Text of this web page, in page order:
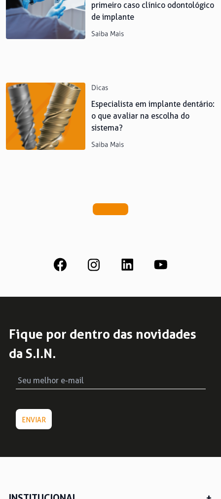
primeiro caso clínico odontológico
de implante
Saiba Mais
Dicas
Especialista em implante dentário:
o que avaliar na escolha do
sistema?
Saiba Mais
Fique por dentro das novidades
da S.I.N.